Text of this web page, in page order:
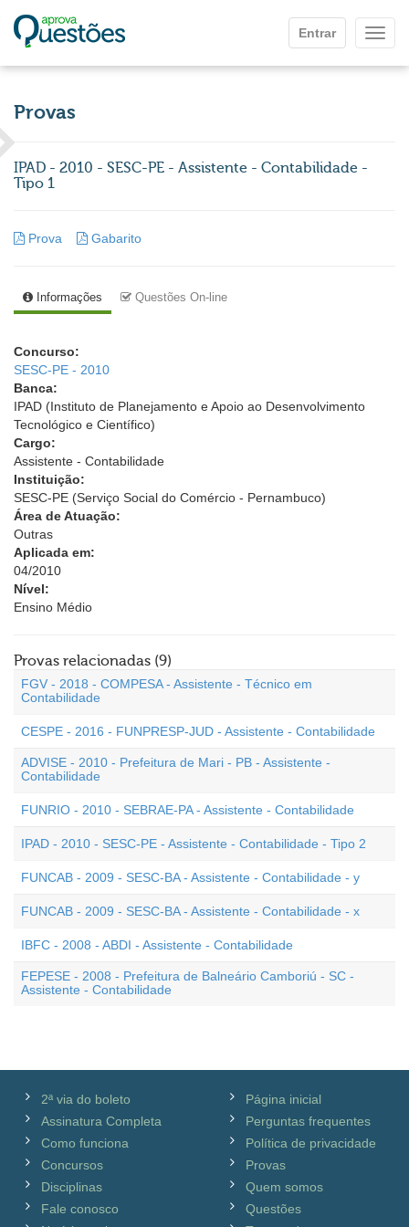
Entrar
Provas
IPAD - 2010 - SESC-PE - Assistente - Contabilidade -
Tipo 1
Prova Gabarito
Informações Questões On-line
Concurso:
SESC-PE - 2010
Banca:
IPAD (Instituto de Planejamento e Apoio ao Desenvolvimento
Tecnológico e Científico)
Cargo:
Assistente - Contabilidade
Instituição:
SESC-PE (Serviço Social do Comércio - Pernambuco)
Área de Atuação:
Outras
Aplicada em:
04/2010
Nível:
Ensino Médio
Provas relacionadas (9)
FGV - 2018 - COMPESA - Assistente - Técnico em
Contabilidade
CESPE - 2016 - FUNPRESP-JUD - Assistente - Contabilidade
ADVISE - 2010 - Prefeitura de Mari - PB - Assistente -
Contabilidade
FUNRIO - 2010 - SEBRAE-PA - Assistente - Contabilidade
IPAD - 2010 - SESC-PE - Assistente - Contabilidade - Tipo 2
FUNCAB - 2009 - SESC-BA - Assistente - Contabilidade - y
FUNCAB - 2009 - SESC-BA - Assistente - Contabilidade - x
IBFC - 2008 - ABDI - Assistente - Contabilidade
FEPESE - 2008 - Prefeitura de Balneário Camboriú - SC -
Assistente - Contabilidade
2ª via do boleto
Assinatura Completa
Como funciona
Concursos
Disciplinas
Fale conosco
Página inicial
Perguntas frequentes
Política de privacidade
Provas
Quem somos
Questões